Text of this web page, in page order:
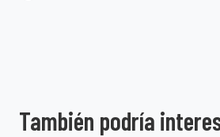
También podría